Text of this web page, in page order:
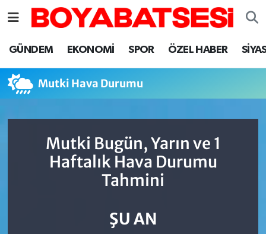
GÜNDEM EKONOMİ SPOR ÖZEL HABER
Mutki Hava Durumu
Mutki Bugün, Yarın ve 1
Haftalık Hava Durumu
Tahmini
ŞU AN
Sinop Nöbetçi Eczaneler
Sinop Hava Durumu
Sinop Trafik Yoğunluk Haritası
Süper Lig Puan Durumu ve Fikstür
Son Dakika Haberleri